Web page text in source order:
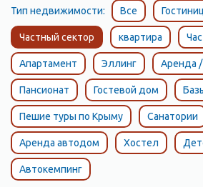
Тип недвижимости: Все
Частный сектор квартира
Апартамент Эллинг Аренда
Пансионат Гостевой дом
Пешие туры по Крыму Санатории
Аренда автодом Хостел
Автокемпинг